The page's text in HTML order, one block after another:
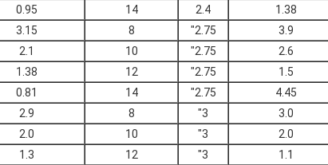
1.38
2.4
14
0.95
3.9
2.75"
8
3.15
2.6
2.75"
10
2.1
1.5
2.75"
12
1.38
4.45
2.75"
14
0.81
3.0
3"
8
2.9
2.0
3"
10
2.0
1.1
3"
12
1.3